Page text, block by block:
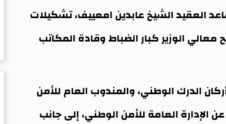
العقيد الشيخ عابدين امعييف، تشكيلات
الوزير كبار الضباط وقادة المكاتب
الدرك الوطني، والمندوب العام للأمن
الإدارة العامة للأمن الوطني، إلى جانب